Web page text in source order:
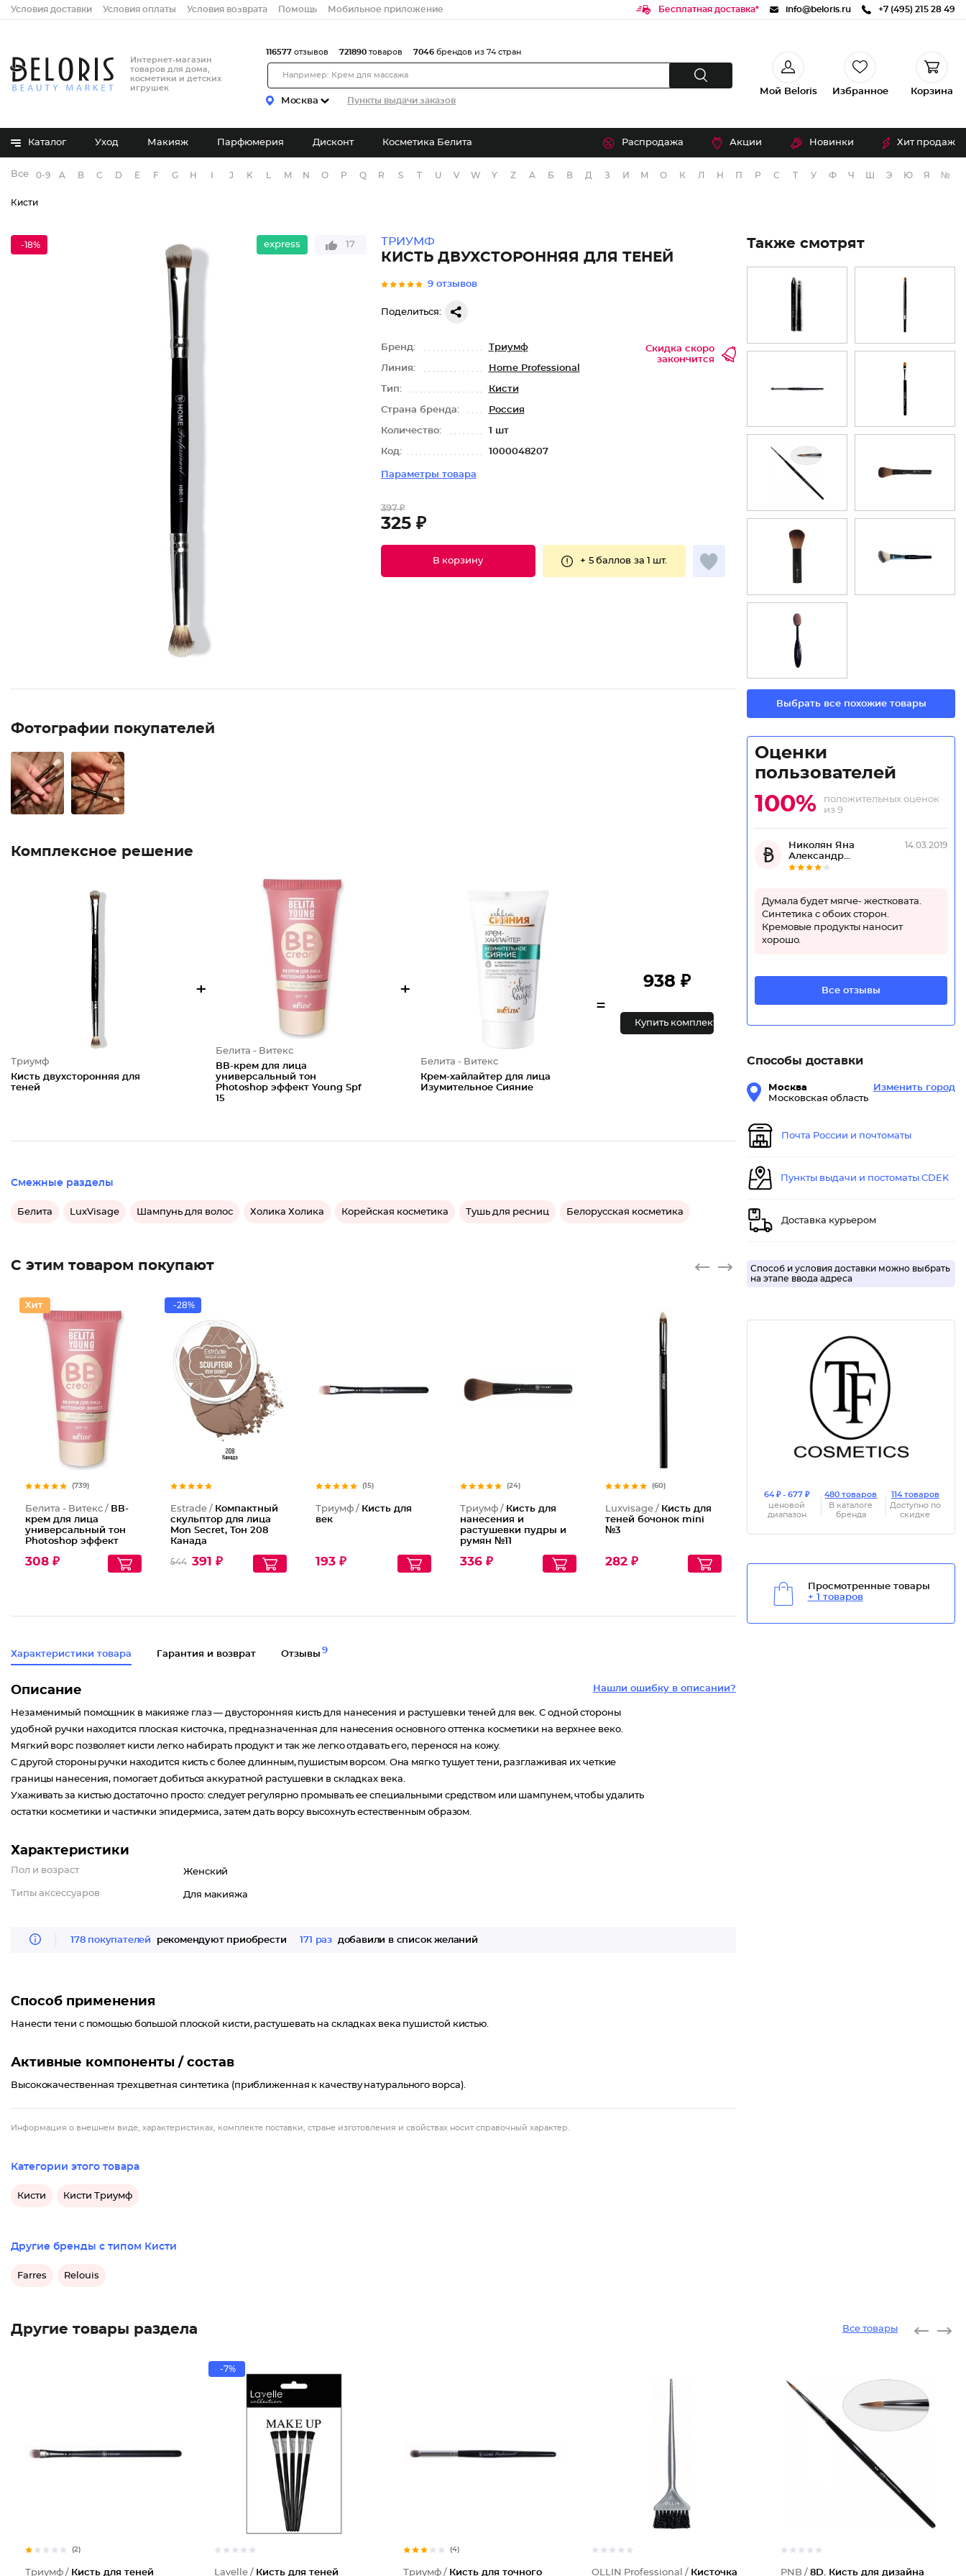
Условия доставки Условия оплаты Условия возврата Помощь Мобильное приложение Бесплатная доставка* info@beloris.ru +7 (495) 215 28 49
Интернет-магазин
товаров для дома,
косметики и детских
игрушек
Москва Пункты выдачи заказов
116577 отзывов 721890 товаров 7046 брендов из 74 стран
Мой Beloris Избранное Корзина
Каталог Уход Макияж Парфюмерия Дисконт Косметика Белита Распродажа Акции Новинки Хит продаж
Все бренды
0-9 A B C D E F G H J K M N O P Q R S T U V W Y Z А Б В Д З И М О К Л Н П Р С Т У Ф Ч Э Ю Я №
Кисти
-18% express 17 ТРИУМФ
КИСТЬ ДВУХСТОРОННЯЯ ДЛЯ ТЕНЕЙ
9 отзывов
Поделиться:
Бренд: Триумф
Линия: Home Professional
Тип: Кисти
Страна бренда: Россия
Количество: 1 шт
Код: 1000048207
Скидка скоро
закончится
Параметры товара
397 ₽
325 ₽
В корзину + 5 баллов за 1 шт.
Фотографии покупателей
Комплексное решение
Триумф
Кисть двухсторонняя для
теней
+
Белита - Витекс
ВВ-крем для лица
универсальный тон
Photoshop эффект Young Spf
15
+
Белита - Витекс
Крем-хайлайтер для лица
Изумительное Сияние
=
938 ₽
Купить комплект
Смежные разделы
Белита LuxVisage Шампунь для волос Холика Холика Корейская косметика Тушь для ресниц Белорусская косметика
С этим товаром покупают
(739)
Белита - Витекс / ВВ-
крем для лица
универсальный тон
Photoshop эффект
308 ₽
-28%
Компакт
Estrade / Компактный
скульптор для лица
Mon Secret, Тон 208
Канада
544 391 ₽
(15)
Триумф / Кисть для
век
193 ₽
(24)
Триумф / Кисть для
нанесения и
растушевки пудры и
румян №11
336 ₽
(60)
Luxvisage / Кисть для
теней бочонок mini
№3
282 ₽
Характеристики товара Гарантия и возврат Отзывы 9
Нашли ошибку в описании?
Описание
Незаменимый помощник в макияже глаз — двусторонняя кисть для нанесения и растушевки теней для век. С одной стороны
удобной ручки находится плоская кисточка, предназначенная для нанесения основного оттенка косметики на верхнее веко.
Мягкий ворс позволяет кисти легко набирать продукт и так же легко отдавать его, перенося на кожу.
С другой стороны ручки находится кисть с более длинным, пушистым ворсом. Она мягко тушует тени, разглаживая их четкие
границы нанесения, помогает добиться аккуратной растушевки в складках века.
Ухаживать за кистью достаточно просто: следует регулярно промывать ее специальными средством или шампунем, чтобы удалить
остатки косметики и частички эпидермиса, затем дать ворсу высохнуть естественным образом.
Характеристики
Пол и возраст Женский
Типы аксессуаров Для макияжа
178 покупателей рекомендуют приобрести 171 раз добавили в список желаний
Способ применения
Нанести тени с помощью большой плоской кисти, растушевать на складках века пушистой кистью.
Активные компоненты / состав
Высококачественная трехцветная синтетика (приближенная к качеству натурального ворса).
Информация о внешнем виде, характеристиках, комплекте поставки, стране изготовления и свойствах носит справочный характер.
Также смотрят
Выбрать все похожие товары
Оценки
пользователей
100%
положительных оценок
из 9
Николян Яна
Александр...
14.03.2019
Думала будет мягче- жестковата.
Синтетика с обоих сторон.
Кремовые продукты наносит
хорошо.
Все отзывы
Способы доставки
Москва
Московская область
Изменить город
Почта России и почтоматы
Пункты выдачи и постоматы CDEK
Доставка курьером
Способ и условия доставки можно выбрать
на этапе ввода адреса
64 ₽ - 677 ₽
ценовой
диапазон
480 товаров
В каталоге
бренда
114 товаров
Доступно по
скидке
Просмотренные товары
+ 1 товаров
Категории этого товара
Кисти Кисти Триумф
Другие бренды с типом Кисти
Farres Relouis
Другие товары раздела Все товары
(2)
Триумф / Кисть для теней
-7%
Lavelle / Кисть для теней
(4)
Триумф / Кисть для точного OLLIN Professional / Кисточка PNB /8D. Кисть для дизайна